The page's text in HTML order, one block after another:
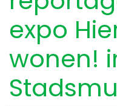
expo
wonen!